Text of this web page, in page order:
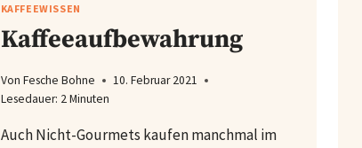
KAFFEEWISSEN
Kaffeeaufbewahrung
Von Fesche Bohne
10. Februar 2021
Lesedauer: 2Minuten
Auch Nicht-Gourmets kaufen manchmal im